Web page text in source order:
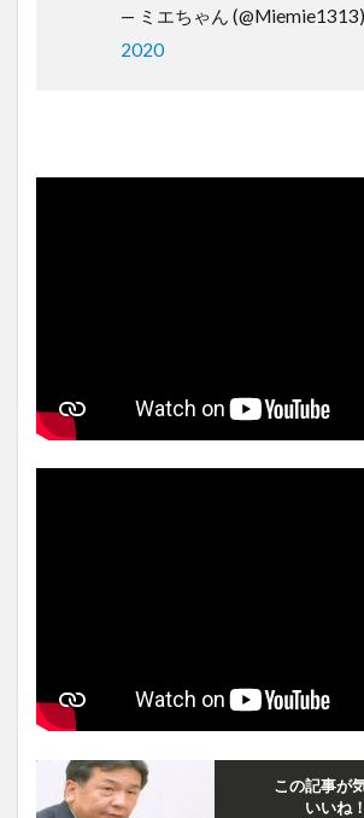
— ミエちゃん (@Miemie1313)
2020
この記事が
いいね